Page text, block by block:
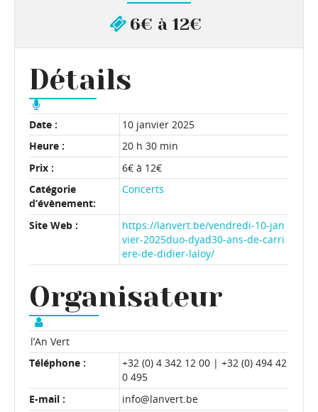
6€ à 12€
Détails
Date :
10 janvier 2025
Heure :
20 h 30 min
Prix :
6€ à 12€
Catégorie
d’évènement:
Concerts
Site Web :
https://lanvert.be/vendredi-10-jan
vier-2025duo-dyad30-ans-de-carri
ere-de-didier-laloy/
Organisateur
l’An Vert
Téléphone :
+32 (0) 4 342 12 00 | +32 (0) 494 42
0 495
E-mail :
info@lanvert.be